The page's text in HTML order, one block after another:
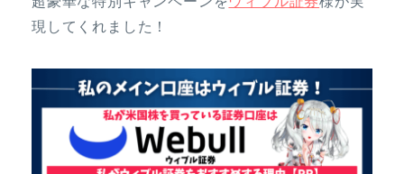
現してくれました！